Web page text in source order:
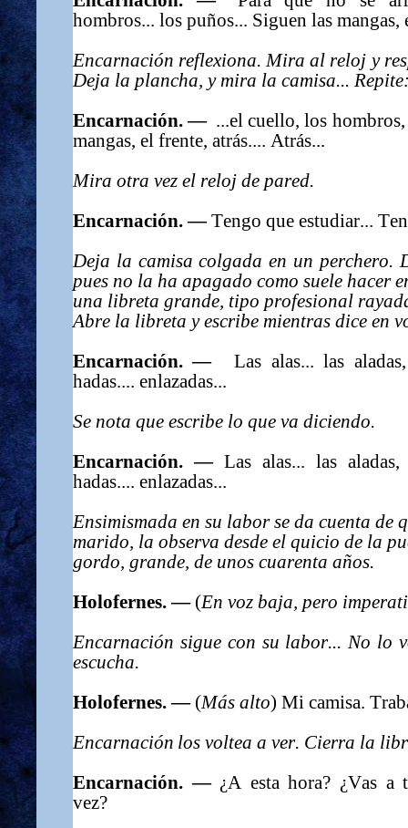
hombros... los puños... Siguen las mangas,
Encarnación reflexiona. Mira al reloj y
Deja la plancha, y mira la camisa...
Encarnación. — ...el cuello, los
mangas, el frente, atrás.... Atrás...
Mira otra vez el reloj de pared.
Encarnación. —Tengo que estudiar...
Deja la camisa colgada en un perchero.
pues no la ha apagado como suele hacer
una libreta grande, tipo profesional
Abre la libreta y escribe mientras dice en
Encarnación. —
Las alas... las
hadas.... enlazadas...
Se nota que escribe lo que va diciendo.
Encarnación. — Las alas... las
hadas.... enlazadas...
Ensimismada en su labor se da cuenta de
marido, la observa desde el quicio de la
gordo, grande, de unos cuarenta años.
Holofernes. — (En voz baja, pero
Encarnación sigue con su labor... No lo
escucha.
Holofernes. — (Más alto) Mi camisa.
Encarnación los voltea a ver. Cierra la
Encarnación. — ¿A esta hora? ¿Vas a
vez?